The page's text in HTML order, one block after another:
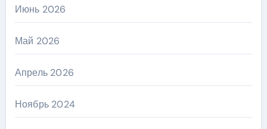
Июнь 2026
Май 2026
Апрель 2026
Ноябрь 2024